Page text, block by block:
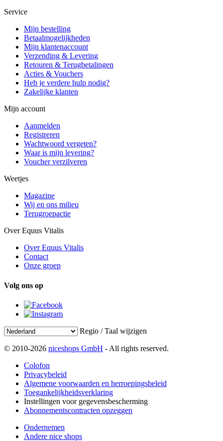
Service
Mijn bestelling
Betaalmogelijkheden
Mijn klantenaccount
Verzending & Levering
Retouren & Terugbetalingen
Acties & Vouchers
Heb je verdere hulp nodig?
Zakelijke klanten
Mijn account
Aanmelden
Registreren
Wachtwoord vergeten?
Waar is mijn levering?
Voucher verzilveren
Weetjes
Magazine
Wij en ons milieu
Terugroepactie
Over Equus Vitalis
Over Equus Vitalis
Contact
Onze groep
Volg ons op
Regio / Taal wijzigen
© 2010-2026 niceshops GmbH - All rights reserved.
Colofon
Privacybeleid
Algemene voorwaarden en herroepingsbeleid
Toegankelijkheidsverklaring
Instellingen voor gegevensbescherming
Abonnementscontracten opzeggen
Ondernemen
Andere nice shops